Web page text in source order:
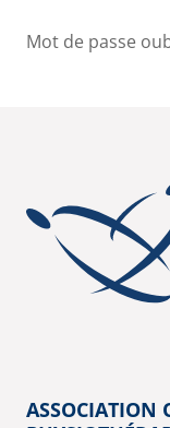
Mot de passe
ASSOCIATION